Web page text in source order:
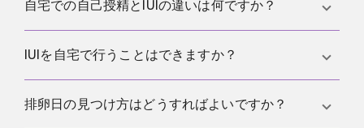
説明が透明で、判断が追えること、リスクを抑える
的につながっている計画が目安になります。
自宅での自己授精とIUIの違いは何ですか？
自宅では腟内にサンプルを置き、子宮頸部に近づけ
処理した精子をカテーテルで子宮内に入れます。
IUIを自宅で行うことはできますか？
できません。IUIはサンプル処理が必要で、子宮内へ
排卵日の見つけ方はどうすればよいですか？